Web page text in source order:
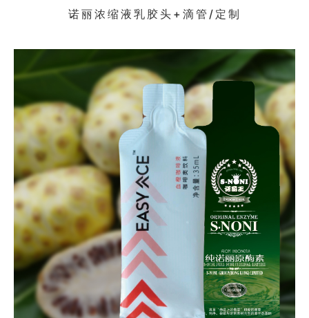
诺丽浓缩液乳胶头+滴管/定制